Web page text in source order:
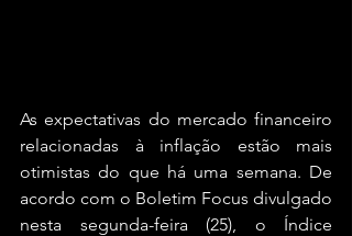
As expectativas do mercado financeiro
relacionadas à inflação estão mais
otimistas do que há uma semana. De
acordo com o Boletim Focus divulgado
nesta segunda-feira (25), o Índice